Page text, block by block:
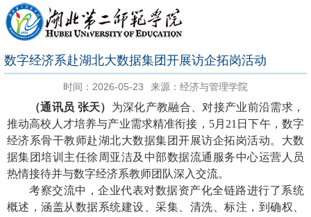
数字经济系赴湖北大数据集团开展访企拓岗活动
时间：2026-05-23 来源：经济与管理学院
（通讯员 张天） 为深化产教融合、对接产业前沿需求，
推动高校人才培养与产业需求精准衔接，5月21日下午，数字
经济系骨干教师赴湖北大数据集团开展访企拓岗活动。大数
据集团培训主任徐周亚洁及中部数据流通服务中心运营人员
热情接待并与数字经济系教师团队深入交流。
考察交流中，企业代表对数据资产化全链路进行了系统
概述，涵盖从数据系统建设、采集、清洗、标注，到确权、